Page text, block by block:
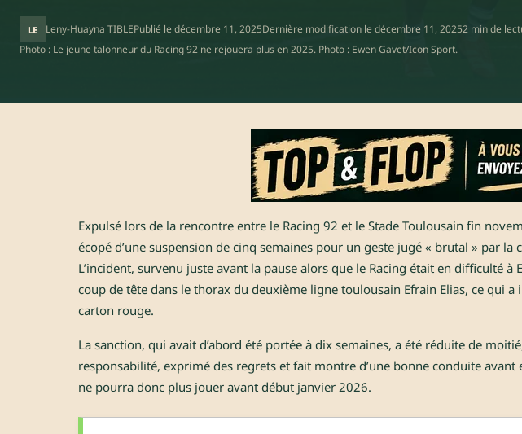
LE Leny-Huayna TIBLEPublié le décembre 11, 2025Dernière modification le décembre 11, 20252 min de
Photo : Le jeune talonneur du Racing 92 ne rejouera plus en 2025. Photo : Ewen Gavet/Icon Sport.
Expulsé lors de la rencontre entre le Racing 92 et le Stade Toulousain fin
écopé d’une suspension de cinq semaines pour un geste jugé « brutal » par la
L’incident, survenu juste avant la pause alors que le Racing était en difficulté à
coup de tête dans le thorax du deuxième ligne toulousain Efrain Elias, ce qui
carton rouge.
La sanction, qui avait d’abord été portée à dix semaines, a été réduite de
responsabilité, exprimé des regrets et fait montre d’une bonne conduite avant
ne pourra donc plus jouer avant début janvier 2026.